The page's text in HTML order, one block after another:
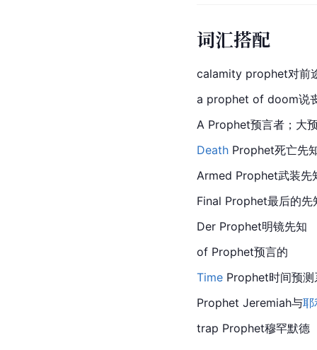
词汇搭配
calamity prophet对前
a prophet of doom说
A Prophet预言者；大
Death Prophet死亡先
Armed Prophet武装先
Final Prophet最后的先
Der Prophet明镜先知
of Prophet预言的
Time Prophet时间预测
Prophet Jeremiah与耶
trap Prophet穆罕默德